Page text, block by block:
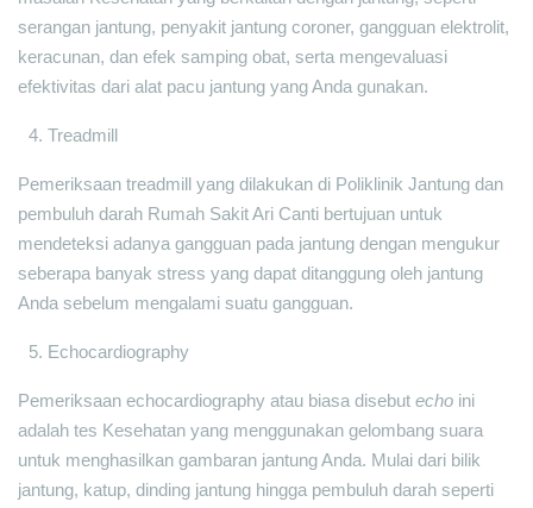
serangan jantung, penyakit jantung coroner, gangguan elektrolit,
keracunan, dan efek samping obat, serta mengevaluasi
efektivitas dari alat pacu jantung yang Anda gunakan.
Treadmill
Pemeriksaan treadmill yang dilakukan di Poliklinik Jantung dan
pembuluh darah Rumah Sakit Ari Canti bertujuan untuk
mendeteksi adanya gangguan pada jantung dengan mengukur
seberapa banyak stress yang dapat ditanggung oleh jantung
Anda sebelum mengalami suatu gangguan.
Echocardiography
Pemeriksaan echocardiography atau biasa disebut echo ini
adalah tes Kesehatan yang menggunakan gelombang suara
untuk menghasilkan gambaran jantung Anda. Mulai dari bilik
jantung, katup, dinding jantung hingga pembuluh darah seperti